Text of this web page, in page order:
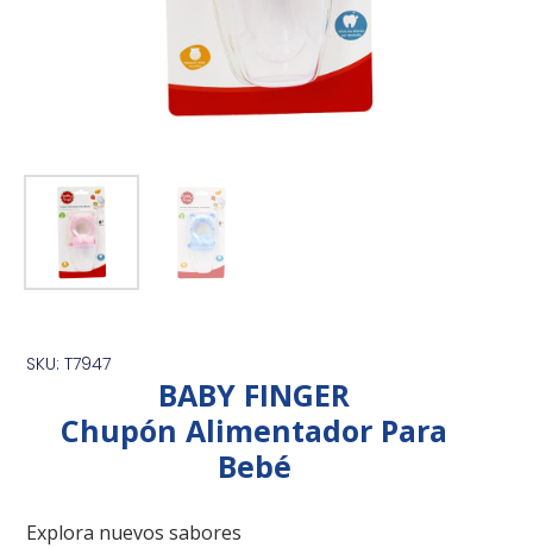
SKU: T7947
BABY FINGER
Chupón Alimentador Para
Bebé
Explora nuevos sabores